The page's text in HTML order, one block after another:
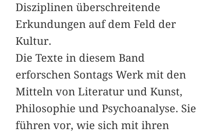
Disziplinen überschreitende
Erkundungen auf dem Feld der
Kultur.
Die Texte in diesem Band
erforschen Sontags Werk mit den
Mitteln von Literatur und Kunst,
Philosophie und Psychoanalyse. Sie
führen vor, wie sich mit ihren